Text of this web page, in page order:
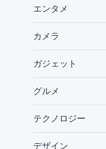
エンタメ
カメラ
ガジェット
グルメ
テクノロジー
デザイン